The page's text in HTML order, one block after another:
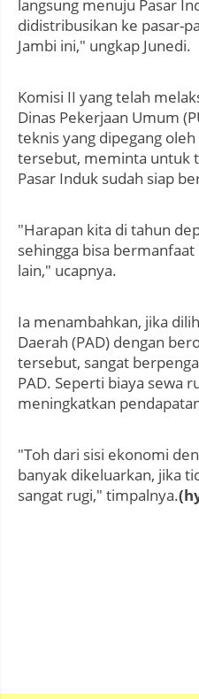
langsung menuju Pasar
didistribusikan ke pasar-
Jambi ini," ungkap Junedi.
Komisi II yang telah
Dinas Pekerjaan Umum
teknis yang dipegang oleh
tersebut, meminta untuk
Pasar Induk sudah siap
"Harapan kita di tahun
sehingga bisa
lain," ucapnya.
Ia menambahkan, jika
Daerah (PAD) dengan
tersebut, sangat
PAD. Seperti biaya sewa
meningkatkan
"Toh dari sisi ekonomi
banyak dikeluarkan, jika
sangat rugi," timpalnya.